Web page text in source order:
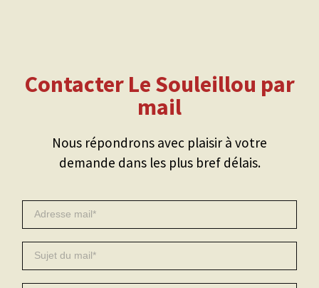
Contacter Le Souleillou par
mail
Nous répondrons avec plaisir à votre
demande dans les plus bref délais.